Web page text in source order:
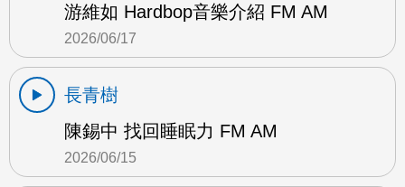
游維如 Hardbop音樂介紹 FM AM
2026/06/17
長青樹
陳錫中 找回睡眠力 FM AM
2026/06/15